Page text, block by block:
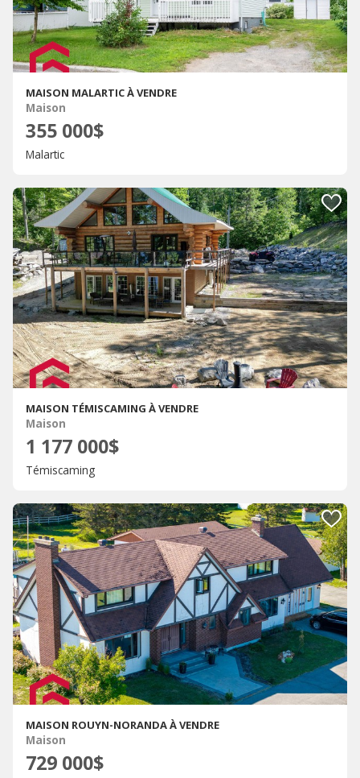
MAISON MALARTIC À VENDRE
Maison
355 000$
Malartic
MAISON TÉMISCAMING À VENDRE
Maison
1 177 000$
Témiscaming
MAISON ROUYN-NORANDA À VENDRE
Maison
729 000$